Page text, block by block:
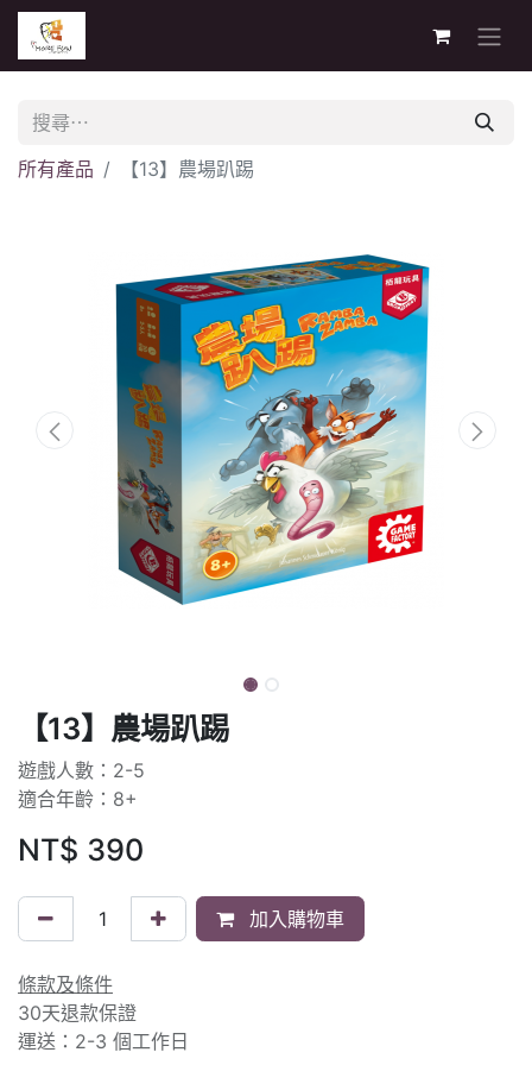
所有產品 【13】農場趴踢
【13】農場趴踢
遊戲人數：2-5
適合年齡：8+
NT$ 390
加入購物車
條款及條件
30天退款保證
運送：2-3 個工作日